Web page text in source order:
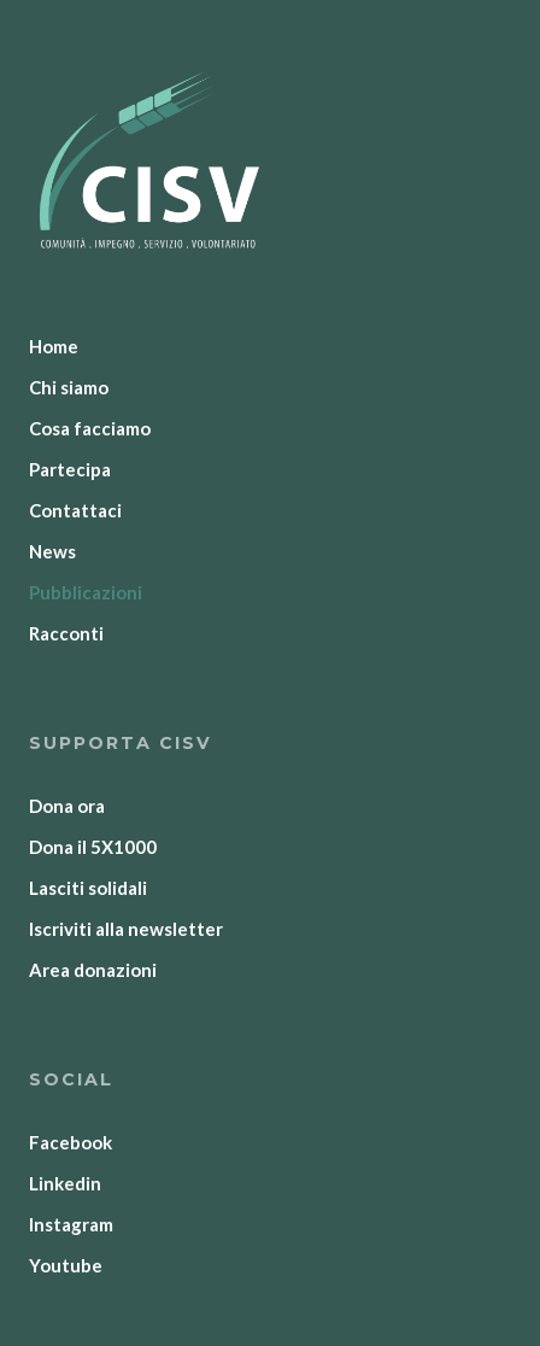
Home
Chi siamo
Cosa facciamo
Partecipa
Contattaci
News
Pubblicazioni
Racconti
SUPPORTA CISV
Dona ora
Dona il 5X1000
Lasciti solidali
Iscriviti alla newsletter
Area donazioni
SOCIAL
Facebook
Linkedin
Instagram
Youtube